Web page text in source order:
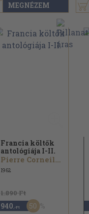
MEGNÉZEM
Francia költők
antológiája I-II.
Pierre Corneille...
1962
1.890 Ft
940 ,-Ft 50